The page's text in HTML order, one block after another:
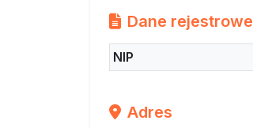
Dane rejestrowe
NIP
Adres